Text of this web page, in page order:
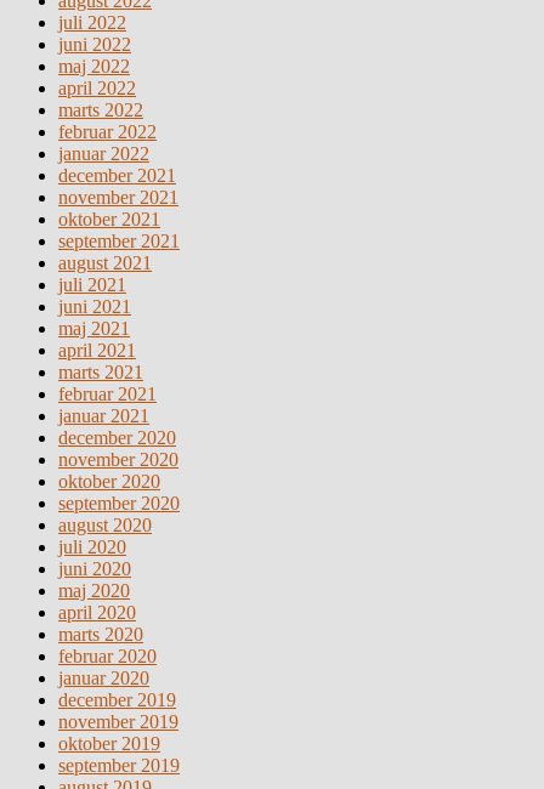
juli 2022
juni 2022
maj 2022
april 2022
marts 2022
februar 2022
januar 2022
december 2021
november 2021
oktober 2021
september 2021
august 2021
juli 2021
juni 2021
maj 2021
april 2021
marts 2021
februar 2021
januar 2021
december 2020
november 2020
oktober 2020
september 2020
august 2020
juli 2020
juni 2020
maj 2020
april 2020
marts 2020
februar 2020
januar 2020
december 2019
november 2019
oktober 2019
september 2019